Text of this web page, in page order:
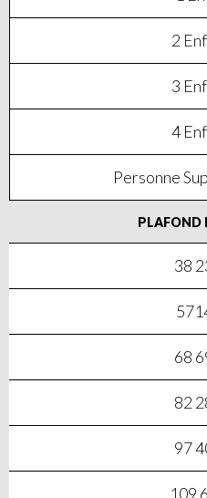
2
3
4
Personne
PLAFOND
38
68
82
97
109